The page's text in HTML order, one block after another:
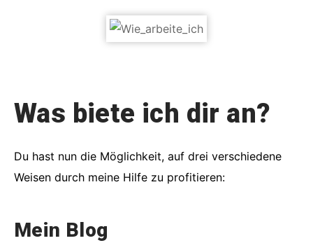
Was biete ich dir an?
Du hast nun die Möglichkeit, auf drei verschiedene
Weisen durch meine Hilfe zu profitieren:
Mein Blog